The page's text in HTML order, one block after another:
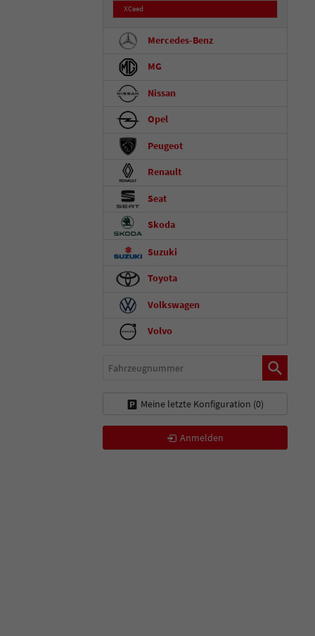
XCeed
Mercedes-Benz
MG
Nissan
Opel
Peugeot
Renault
Seat
Skoda
Suzuki
Toyota
Volkswagen
Volvo
Fahrzeugnummer
Meine letzte Konfiguration (0)
Anmelden